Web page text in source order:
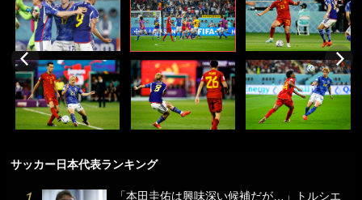
サッカー日本代表ランキング
「本田圭佑は興味深い候補だが…」トルシエ